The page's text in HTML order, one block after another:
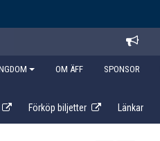
OM ÄFF SPONSOR
Förköp biljetter Länkar